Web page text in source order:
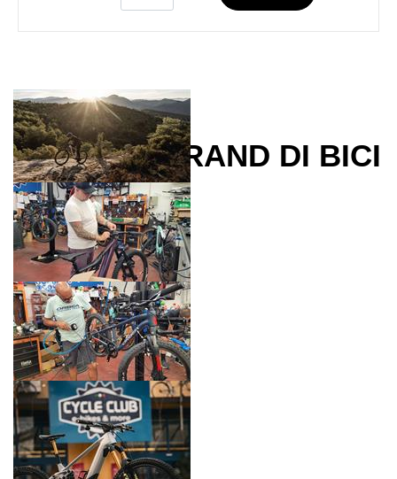
I NOSTRI BRAND DI BICI